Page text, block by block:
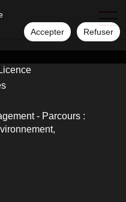
Accepter Refuser
Licence
- Parcours :